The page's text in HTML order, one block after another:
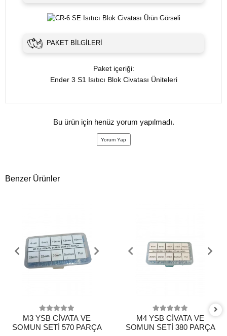
PAKET BILGILERI
Paket içeriği:
Ender 3 S1 Isıtıcı Blok Civatası Üniteleri
Bu ürün için henüz yorum yapılmadı.
Yorum Yap
Benzer Ürünler
M3 YSB CİVATA VE
SOMUN SETİ 570 PARÇA
M4 YSB CİVATA VE
SOMUN SETİ 380 PARÇA